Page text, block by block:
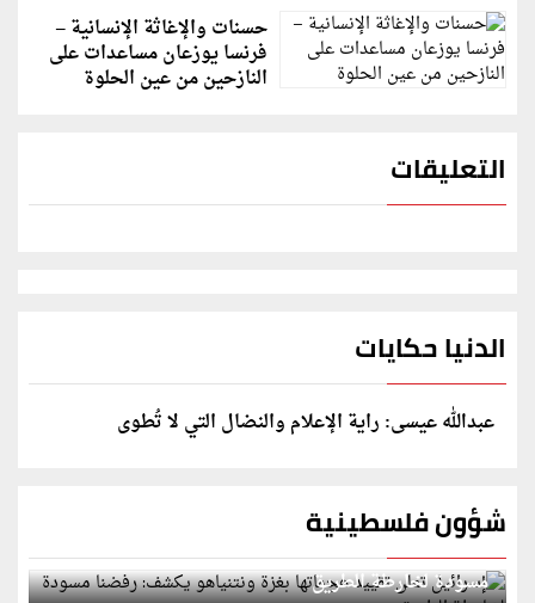
حسنات والإغاثة الإنسانية –
فرنسا يوزعان مساعدات على
النازحين من عين الحلوة
التعليقات
الدنيا حكايات
عبدالله عيسى: راية الإعلام والنضال التي لا تُطوى
شؤون فلسطينية
إسرائيل تعلن تقييد هجماتها بغزة ونتنياهو يكشف: رفضنا
مسودة لخارطة الطريق